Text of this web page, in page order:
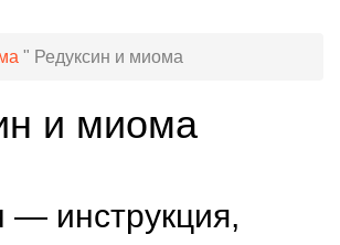
" Редуксин и миома
и миома
— инструкция,